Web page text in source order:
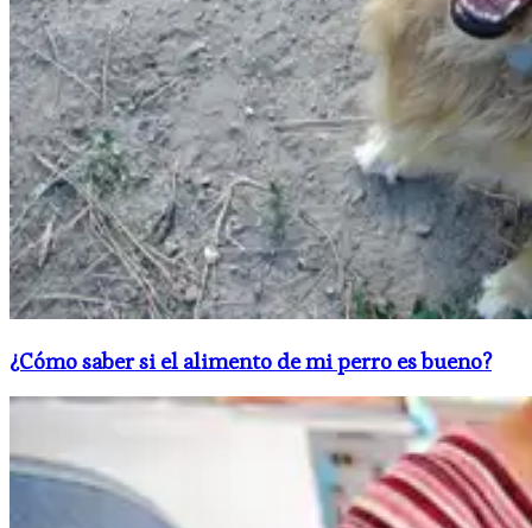
¿Cómo saber si el alimento de mi perro es bueno?